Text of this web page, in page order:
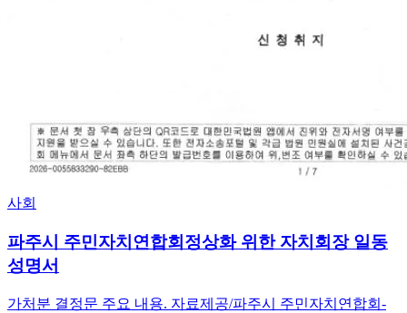
사회
파주시 주민자치연합회정상화 위한 자치회장 일동
성명서
가처분 결정문 주요 내용. 자료제공/파주시 주민자치연합회-